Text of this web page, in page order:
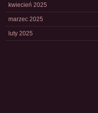
kwiecień 2025
marzec 2025
luty 2025